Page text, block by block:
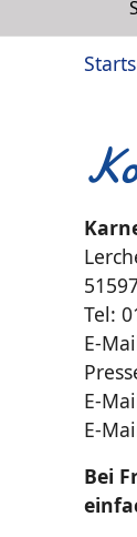
Sie
Tel:
E-
E-
E-
Bei